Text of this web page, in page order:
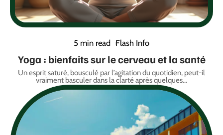
5 min read Flash Info
Yoga : bienfaits sur le cerveau et la santé
Un esprit saturé, bousculé par l’agitation du quotidien, peut-il
vraiment basculer dans la clarté après quelques…